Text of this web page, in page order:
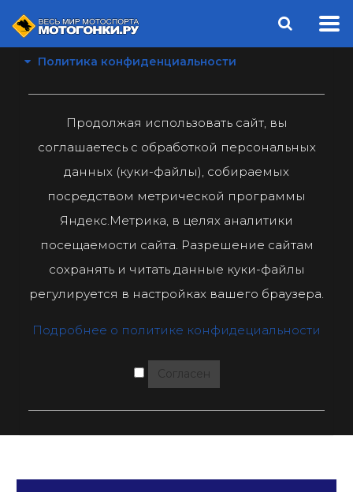
Политика конфиденциальности
Продолжая использовать сайт, вы
соглашаетесь с обработкой персональных
данных (куки-файлы), собираемых
посредством метрической программы
Яндекс.Метрика, в целях аналитики
посещаемости сайта. Разрешение сайтам
сохранять и читать данные куки-файлы
регулируется в настройках вашего браузера.
Подробнее о политике конфидециальности
Согласен